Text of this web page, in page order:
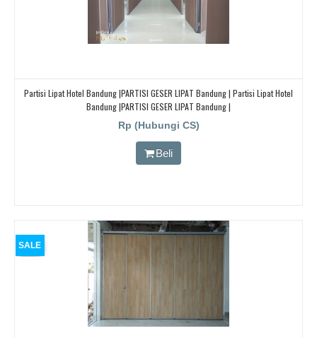
Partisi Lipat Hotel Bandung |PARTISI GESER LIPAT Bandung | Partisi Lipat Hotel
Bandung |PARTISI GESER LIPAT Bandung |
Rp (Hubungi CS)
Beli
SALE